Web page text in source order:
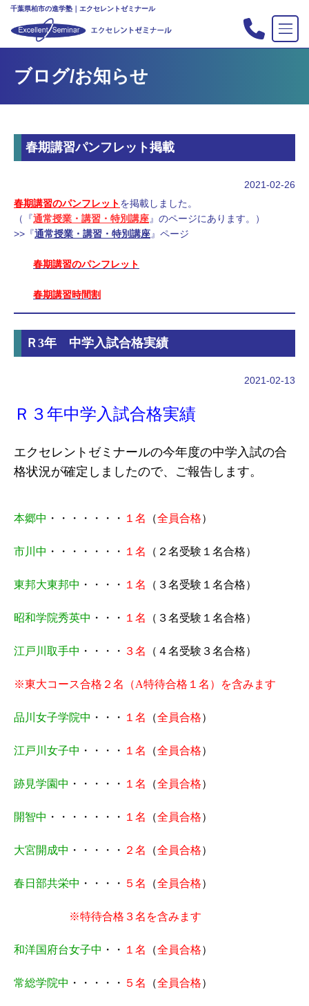
千葉県柏市の進学塾｜エクセレントゼミナール
塾の紹介
合格実績
入会案内
教室案内
新・主宰のブログ
プライバシーポリシー
ブログ/お知らせ
春期講習パンフレット掲載
2021-02-26
春期講習のパンフレットを掲載しました。
（『通常授業・講習・特別講座』のページにあります。）
>>『通常授業・講習・特別講座』ページ
春期講習のパンフレット
春期講習時間割
Ｒ3年 中学入試合格実績
2021-02-13
Ｒ３年中学入試合格実績
エクセレントゼミナールの今年度の中学入試の合
格状況が確定しましたので、ご報告します。
本郷中 ・・・・・・・ １名 （全員合格）
市川中 ・・・・・・・ １名 （２名受験１名合格）
東邦大東邦中 ・・・・ １名 （３名受験１名合格）
昭和学院秀英中 ・・・ １名 （３名受験１名合格）
江戸川取手中 ・・・・ ３名 （４名受験３名合格）
※東大コース合格２名（A特待合格１名）を含みます
品川女子学院中 ・・・ １ 名 （全員合格）
江戸川女子中 ・・・・ １ 名 （全員合格）
跡見学園中 ・・・・・ １ 名 （全員合格）
開智中 ・・・・・・・ １名 （全員合格）
大宮開成中 ・・・・・ ２名 （全員合格）
春日部共栄中 ・・・・ ５名 （全員合格）
※特待合格３名を含みます
和洋国府台女子中 ・・ １名 （全員合格）
常総学院中 ・・・・・ ５名 （全員合格）